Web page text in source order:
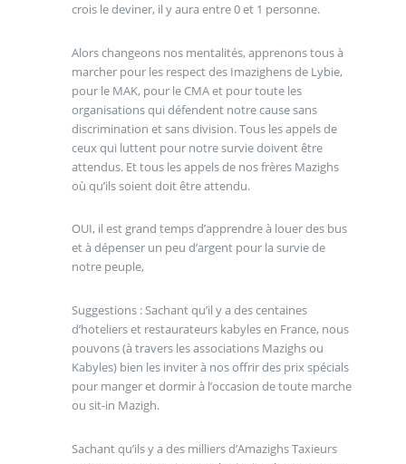
crois le deviner, il y aura entre 0 et 1 personne.
Alors changeons nos mentalités, apprenons tous à
marcher pour les respect des Imazighens de Lybie,
pour le MAK, pour le CMA et pour toute les
organisations qui défendent notre cause sans
discrimination et sans division. Tous les appels de
ceux qui luttent pour notre survie doivent être
attendus. Et tous les appels de nos frères Mazighs
où qu’ils soient doit être attendu.
OUI, il est grand temps d’apprendre à louer des bus
et à dépenser un peu d’argent pour la survie de
notre peuple,
Suggestions : Sachant qu’il y a des centaines
d’hoteliers et restaurateurs kabyles en France, nous
pouvons (à travers les associations Mazighs ou
Kabyles) bien les inviter à nos offrir des prix spécials
pour manger et dormir à l’occasion de toute marche
ou sit-in Mazigh.
Sachant qu’ils y a des milliers d’Amazighs Taxieurs